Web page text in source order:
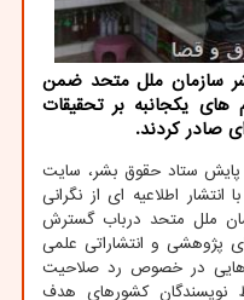
سازمان ملل متحد ضمن
های یکجانبه بر تحقیقات
صادر کردند.
پایش ستاد حقوق بشر، سایت
اطلاعیه ای از نگرانی
ملل متحد درباب گسترش
پژوهشی و انتشاراتی علمی
هایی در خصوص رد صلاحیت
نویسندگان کشورهای هدف